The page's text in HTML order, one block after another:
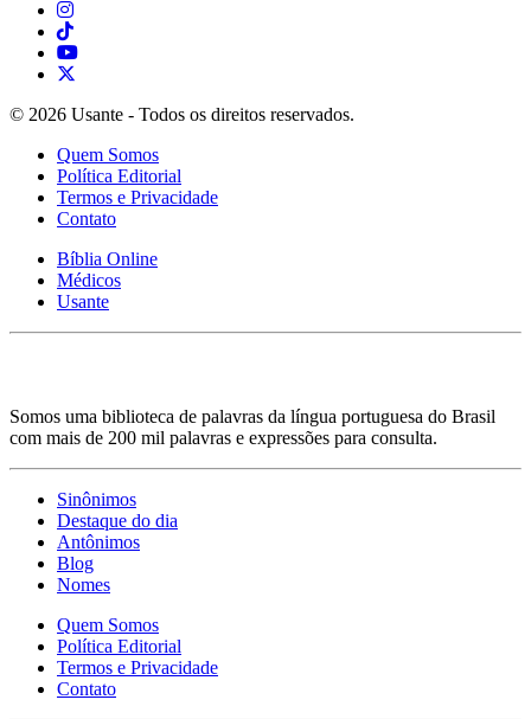
© 2026 Usante - Todos os direitos reservados.
Quem Somos
Política Editorial
Termos e Privacidade
Contato
Bíblia Online
Médicos
Usante
Somos uma biblioteca de palavras da língua portuguesa do Brasil
com mais de 200 mil palavras e expressões para consulta.
Sinônimos
Destaque do dia
Antônimos
Blog
Nomes
Quem Somos
Política Editorial
Termos e Privacidade
Contato